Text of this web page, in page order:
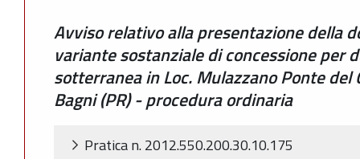
Avviso relativo alla presentazione della
variante sostanziale di concessione per
sotterranea in Loc. Mulazzano Ponte del
Bagni (PR) - procedura ordinaria
Pratica n. 2012.550.200.30.10.175